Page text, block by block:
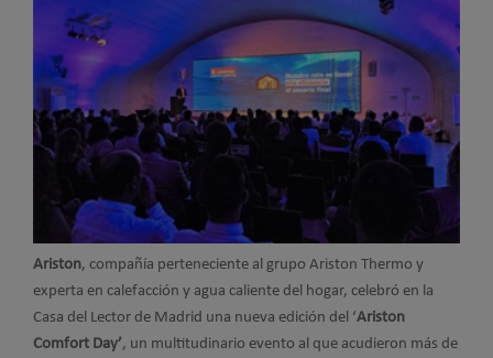
Ariston, compañía perteneciente al grupo Ariston Thermo y
experta en calefacción y agua caliente del hogar, celebró en la
Casa del Lector de Madrid una nueva edición del ‘Ariston
Comfort Day’, un multitudinario evento al que acudieron más de